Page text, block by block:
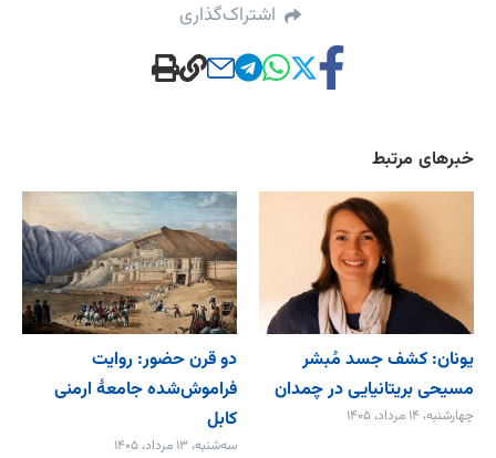
اشتراک‌گذاری
خبرهای مرتبط
یونان: کشف جسد مُبشر
مسیحی بریتانیایی در چمدان
چهارشنبه، ۱۴ مرداد، ۱۴۰۵
دو قرن حضور: روایت
فراموش‌شده جامعۀ ارمنی
کابل
سه‌شنبه، ۱۳ مرداد، ۱۴۰۵